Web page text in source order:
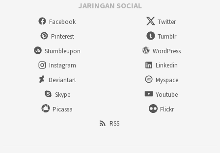
JARINGAN SOCIAL
Facebook
Twitter
Pinterest
Tumblr
Stumbleupon
WordPress
Instagram
Linkedin
Deviantart
Myspace
Skype
Youtube
Picassa
Flickr
RSS